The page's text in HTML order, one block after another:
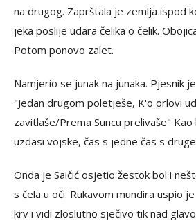
na drugog. Zaprštala je zemlja ispod
jeka poslije udara čelika o čelik.
Potom ponovo zalet.
Namjerio se junak na junaka. Pjesnik
"Jedan drugom poletješe, K'o orlovi
zavitlaše/Prema Suncu prelivaše" Kao
uzdasi vojske, čas s jedne čas s
Onda je Saičić osjetio žestok bol i
s čela u oči. Rukavom mundira uspio
krv i vidi zloslutno sječivo tik nad